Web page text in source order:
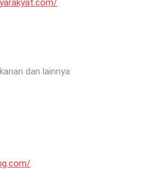
dan lainnya: